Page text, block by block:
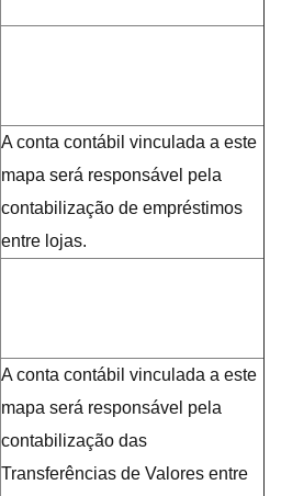
A conta contábil vinculada a este
mapa será responsável pela
contabilização de empréstimos
entre lojas.
A conta contábil vinculada a este
mapa será responsável pela
contabilização das
Transferências de Valores entre